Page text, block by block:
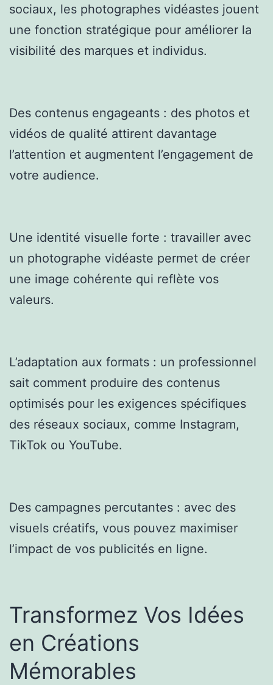
sociaux, les photographes vidéastes jouent
une fonction stratégique pour améliorer la
visibilité des marques et individus.
Des contenus engageants : des photos et
vidéos de qualité attirent davantage
l’attention et augmentent l’engagement de
votre audience.
Une identité visuelle forte : travailler avec
un photographe vidéaste permet de créer
une image cohérente qui reflète vos
valeurs.
L’adaptation aux formats : un professionnel
sait comment produire des contenus
optimisés pour les exigences spécifiques
des réseaux sociaux, comme Instagram,
TikTok ou YouTube.
Des campagnes percutantes : avec des
visuels créatifs, vous pouvez maximiser
l’impact de vos publicités en ligne.
Transformez Vos Idées
en Créations
Mémorables